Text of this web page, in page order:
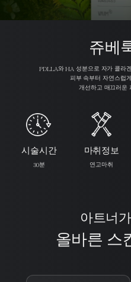
쥬베
PDLLA와 HA 성분으로 자가 콜라
피부 속부터 자연스럽
개선하고 매끄러운
시술시간
30분
마취정보
연고마취
아트너
올바른 스